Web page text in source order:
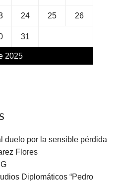
2025
24 25 26
31
duelo por la sensible pérdida
Flores
Diplomáticos “Pedro